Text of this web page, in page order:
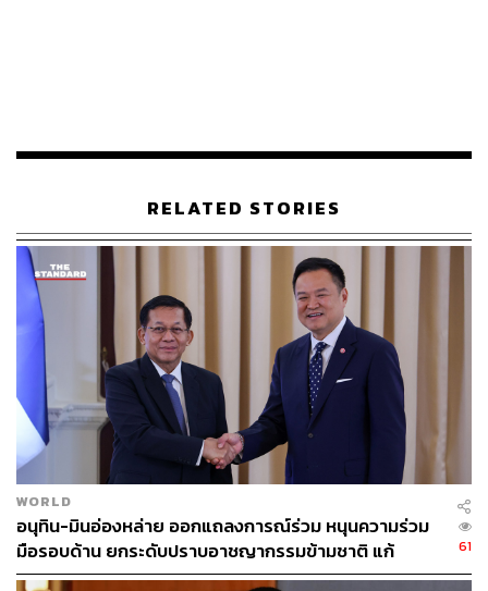
ไทย ที่รับผิดชอบดูแลประเทศนั้นๆ ดังนี้
– กระทรวงการต่างประเทศ: กระทรวงการต่างประเทศ /
Facebook และ @MFAThai / Twitter
– กรมการกงสุล: กรมการกงสุล กระทรวงการต่างประเทศ /
Facebook
– สถานเอกอัครราชทูตและสถานกงสุลใหญ่ไทยในต่าง
ประเทศ: เว็บไซต์และสื่อสังคมออนไลน์ เช่น Facebook,
Twitter
– สามารถค้นหาข้อมูลการติดต่อสถานเอกอัครราชทูตและ
สถานกงสุลใหญ่ไทยในทุกประเทศ ได้จากแอปพลิเคชัน Thai
Consular หรือเว็บไซต์ของสถานเอกอัครราชทูตและสถาน
กงสุลใหญ่
พิสูจน์อักษร: ลักษณ์นารา พักตร์เพียงจันทร์
RELATED STORIES
WORLD
อนุทิน-มินอ่องหล่าย ออกแถลงการณ์ร่วม หนุนความร่วม
มือรอบด้าน ยกระดับปราบอาชญากรรมข้ามชาติ แก้
ปัญหาหมอกควัน-มลพิษทางน้ำ
61